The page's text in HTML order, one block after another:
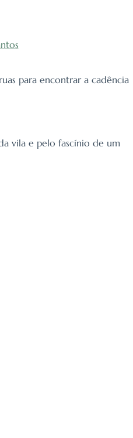
para encontrar a cadência
vila e pelo fascínio de um